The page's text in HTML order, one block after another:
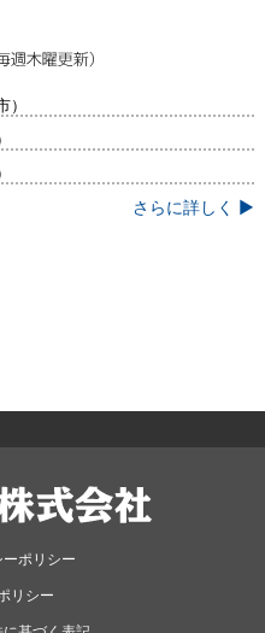
さらに詳しく ▶
ポリシー
リシー